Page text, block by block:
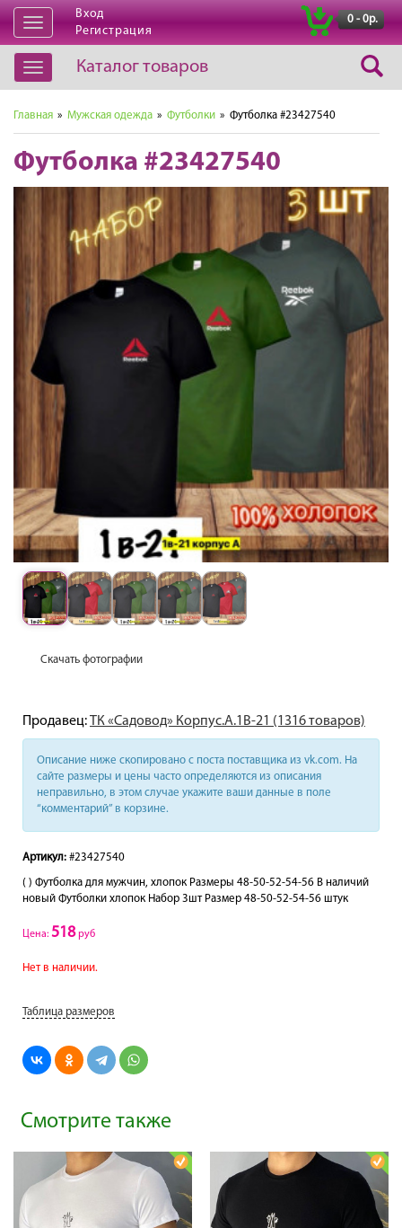
Открыть
навигацию
Вход
Регистрация
0 - 0р.
Открыть
навигацию
Каталог товаров
Главная » Мужская одежда » Футболки » Футболка #23427540
Футболка #23427540
Скачать фотографии
Продавец:ТК «Садовод» Корпус.А.1В-21 (1316 товаров)
Описание ниже скопировано с поста поставщика из vk.com. На
сайте размеры и цены часто определяются из описания
неправильно, в этом случае укажите ваши данные в поле
“комментарий” в корзине.
Артикул: #23427540
( ) Футболка для мужчин, хлопок Размеры 48-50-52-54-56 В наличий
новый Футболки хлопок Набор 3шт Размер 48-50-52-54-56 штук
Цена: 518руб
Нет в наличии.
Таблица размеров
Смотрите также